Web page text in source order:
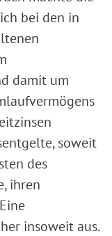
bei den in
damit um
soweit
des
ihren
insoweit aus.